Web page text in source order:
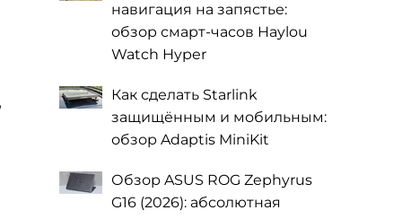
навигация на запястье:
обзор смарт-часов Haylou
Watch Hyper
Как сделать Starlink
защищённым и мобильным:
обзор Adaptis MiniKit
Обзор ASUS ROG Zephyrus
G16 (2026): абсолютная